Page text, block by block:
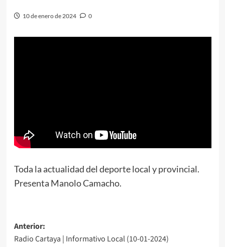
10 de enero de 2024 0
Toda la actualidad del deporte local y provincial.
Presenta Manolo Camacho.
Anterior:
Radio Cartaya | Informativo Local (10-01-2024)